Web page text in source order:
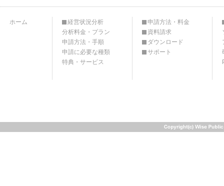
ホーム
経営状況分析
分析料金・プラン
申請方法・手順
申請に必要な種類
特典・サービス
申請方法・料金
資料請求
ダウンロード
サポート